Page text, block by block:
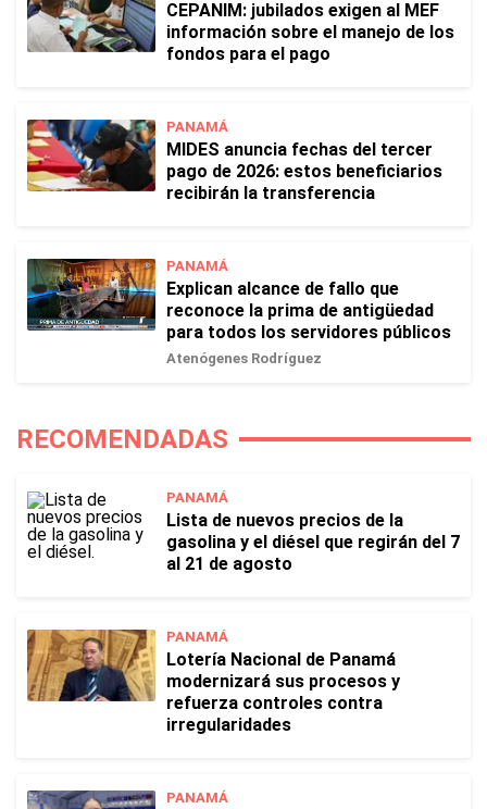
CEPANIM: jubilados exigen al MEF
información sobre el manejo de los
fondos para el pago
PANAMÁ
MIDES anuncia fechas del tercer
pago de 2026: estos beneficiarios
recibirán la transferencia
PANAMÁ
Explican alcance de fallo que
reconoce la prima de antigüedad
para todos los servidores públicos
Atenógenes Rodríguez
RECOMENDADAS
PANAMÁ
Lista de nuevos precios de la
gasolina y el diésel que regirán del 7
al 21 de agosto
PANAMÁ
Lotería Nacional de Panamá
modernizará sus procesos y
refuerza controles contra
irregularidades
PANAMÁ